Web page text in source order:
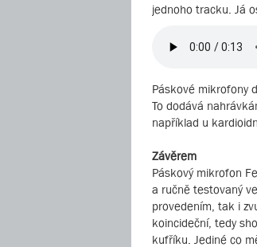
jednoho tracku. Já
Páskové mikrofony
To dodává
například u
Závěrem
Páskový mikrofon
a ručně testovaný
provedením, tak i
koincideční, tedy
kufříku. Jediné co